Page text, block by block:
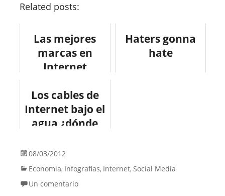
Related posts:
Las mejores
marcas en
Internet
#marketing
Haters gonna
hate
Los cables de
Internet bajo el
agua ¿dónde
#infografia
#internet
08/03/2012
Economia, Infografias, Internet, Social Media
Un comentario